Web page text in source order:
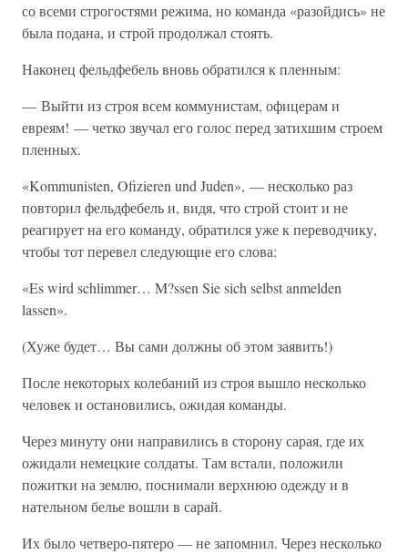
со всеми строгостями режима, но команда «разойдись» не
была подана, и строй продолжал стоять.
Наконец фельдфебель вновь обратился к пленным:
— Выйти из строя всем коммунистам, офицерам и
евреям! — четко звучал его голос перед затихшим строем
пленных.
«Kommunisten, Ofizieren und Juden», — несколько раз
повторил фельдфебель и, видя, что строй стоит и не
реагирует на его команду, обратился уже к переводчику,
чтобы тот перевел следующие его слова:
«Es wird schlimmer… M?ssen Sie sich selbst anmelden
lassen».
(Хуже будет… Вы сами должны об этом заявить!)
После некоторых колебаний из строя вышло несколько
человек и остановились, ожидая команды.
Через минуту они направились в сторону сарая, где их
ожидали немецкие солдаты. Там встали, положили
пожитки на землю, поснимали верхнюю одежду и в
нательном белье вошли в сарай.
Их было четверо-пятеро — не запомнил. Через несколько